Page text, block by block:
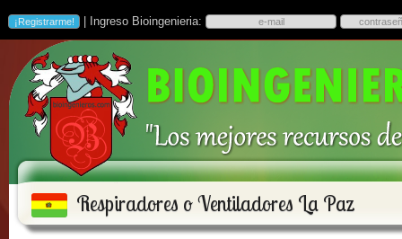
| Ingreso Bioingenieria:
Respiradores o Ventiladores La Paz